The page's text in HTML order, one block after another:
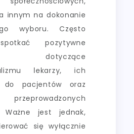
innym na dokonanie
wyboru. Często
pozytywne
dotyczące
lekarzy, ich
do pacjentów oraz
Ważne jest jednak,
się wyłącznie